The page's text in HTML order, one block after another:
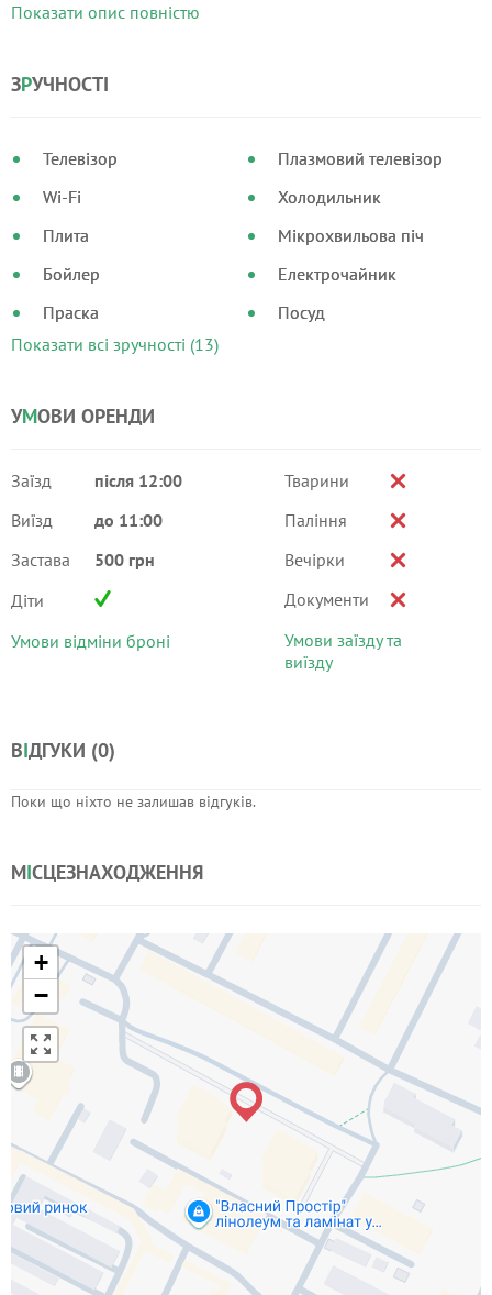
цілодобову охорону.
Показати опис повністю
ЗРУЧНОСТІ
Телевізор
Wi-Fi
Плита
Бойлер
Праска
Плазмовий телевізор
Холодильник
Мікрохвильова піч
Електрочайник
Посуд
Показати всі зручності (13)
УМОВИ ОРЕНДИ
Заїзд
після 12:00
Виїзд
до 11:00
Застава
500 грн
Діти
Умови відміни броні
Тварини
Паління
Вечірки
Документи
Умови заїзду та
виїзду
ВІДГУКИ (0)
Поки що ніхто не залишав відгуків.
МІСЦЕЗНАХОДЖЕННЯ
+
−